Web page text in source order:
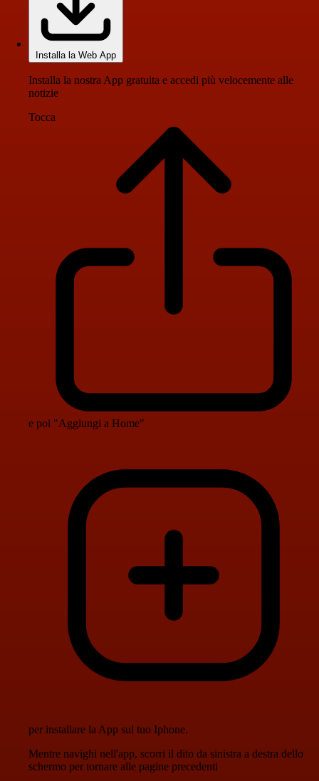
Installa la Web App
Installa la nostra App gratuita e accedi più velocemente alle
notizie
Tocca
e poi "Aggiungi a Home"
per installare la App sul tuo Iphone.
Mentre navighi nell'app, scorri il dito da sinistra a destra dello
schermo per tornare alle pagine precedenti